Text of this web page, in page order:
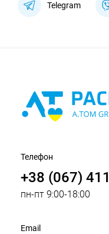
Telegram
Телефон
+38 (067)
пн-пт 9:00-18:00
Email